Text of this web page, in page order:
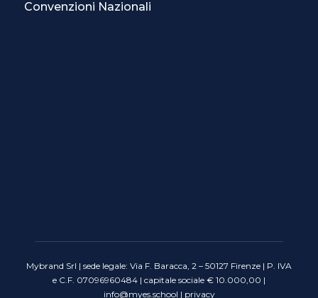
Convenzioni Nazionali
Mybrand Srl | sede legale: Via F. Baracca, 2 – 50127 Firenze | P. IVA
e C.F. 07096960484 | capitale sociale € 10.000,00 |
info@myes.school | privacy